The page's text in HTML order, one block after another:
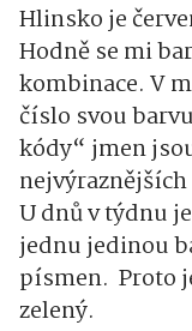
Hlinsko je
Hodně se mi
kombinace. V
číslo svou
kódy“ jmen
U dnů v týdnu
jednu jedinou
písmen. Proto
zelený.